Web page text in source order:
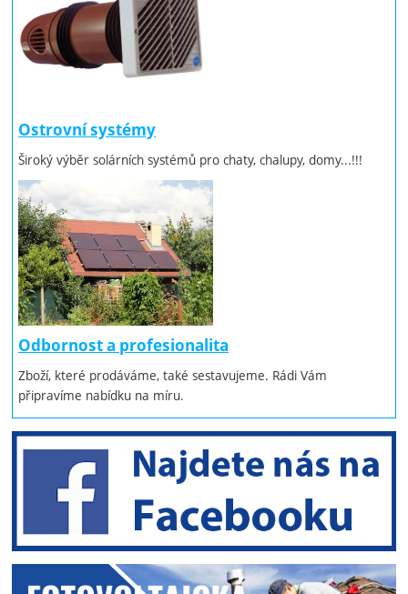
Ostrovní systémy
Široký výběr solárních systémů pro chaty, chalupy, domy...!!!
Odbornost a profesionalita
Zboží, které prodáváme, také sestavujeme. Rádi Vám
připravíme nabídku na míru.